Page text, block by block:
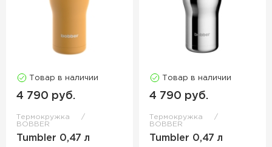
Товар в наличии
4 790 руб.
Термокружка
BOBBER
Tumbler 0,47 л
Товар в наличии
4 790 руб.
Термокружка
BOBBER
Tumbler 0,47 л